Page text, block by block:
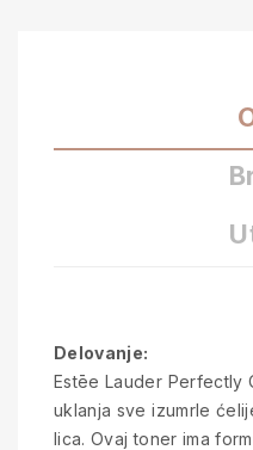
Delovanje:
Estēe Lauder Perfectly
uklanja sve izumrle
lica. Ovaj toner ima